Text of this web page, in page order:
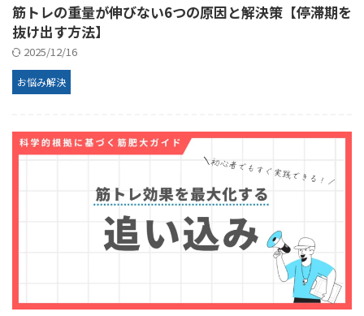
筋トレの重量が伸びない6つの原因と解決策【停滞期を
抜け出す方法】
2025/12/16
お悩み解決